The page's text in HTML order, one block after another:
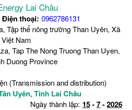
Lai Châu
Điện thoại: 0962786131
Tập thể nông trường Than Uyên, Xã
Nam
Tap The Nong Truong Than Uyen,
Duong Province
(Transmission and distribution)
Uyên, Tỉnh Lai Châu
Ngày thành lập: 15-7-2026